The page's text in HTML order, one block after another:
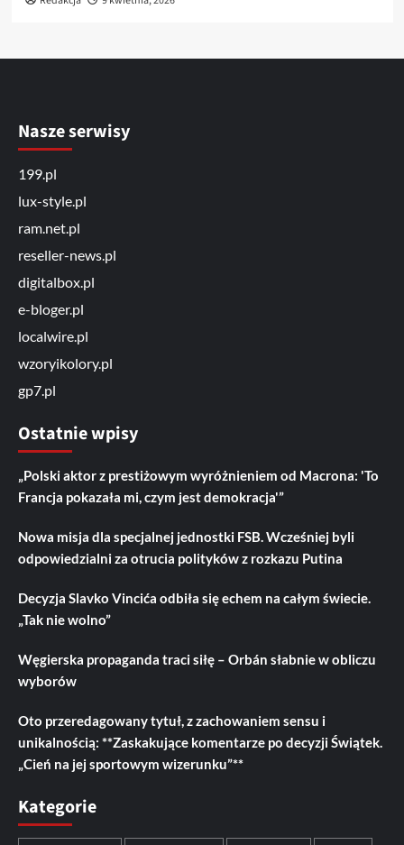
Nasze serwisy
199.pl
lux-style.pl
ram.net.pl
reseller-news.pl
digitalbox.pl
e-bloger.pl
localwire.pl
wzoryikolory.pl
gp7.pl
Ostatnie wpisy
„Polski aktor z prestiżowym wyróżnieniem od Macrona: 'To
Francja pokazała mi, czym jest demokracja'”
Nowa misja dla specjalnej jednostki FSB. Wcześniej byli
odpowiedzialni za otrucia polityków z rozkazu Putina
Decyzja Slavko Vincića odbiła się echem na całym świecie.
„Tak nie wolno”
Węgierska propaganda traci siłę – Orbán słabnie w obliczu
wyborów
Oto przeredagowany tytuł, z zachowaniem sensu i
unikalnością: **Zaskakujące komentarze po decyzji Świątek.
„Cień na jej sportowym wizerunku”**
Kategorie